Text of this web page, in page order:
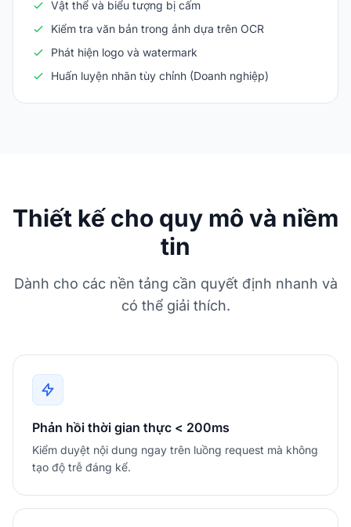
Vật thể và biểu tượng bị cấm
Kiểm tra văn bản trong ảnh dựa trên OCR
Phát hiện logo và watermark
Huấn luyện nhãn tùy chỉnh (Doanh nghiệp)
Thiết kế cho quy mô và niềm
tin
Dành cho các nền tảng cần quyết định nhanh và
có thể giải thích.
Phản hồi thời gian thực < 200ms
Kiểm duyệt nội dung ngay trên luồng request mà không
tạo độ trễ đáng kể.